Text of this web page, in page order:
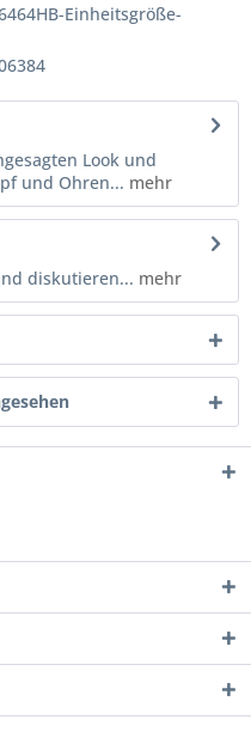
Einheitsgröße-
Look und
und Ohren... mehr
diskutieren... mehr